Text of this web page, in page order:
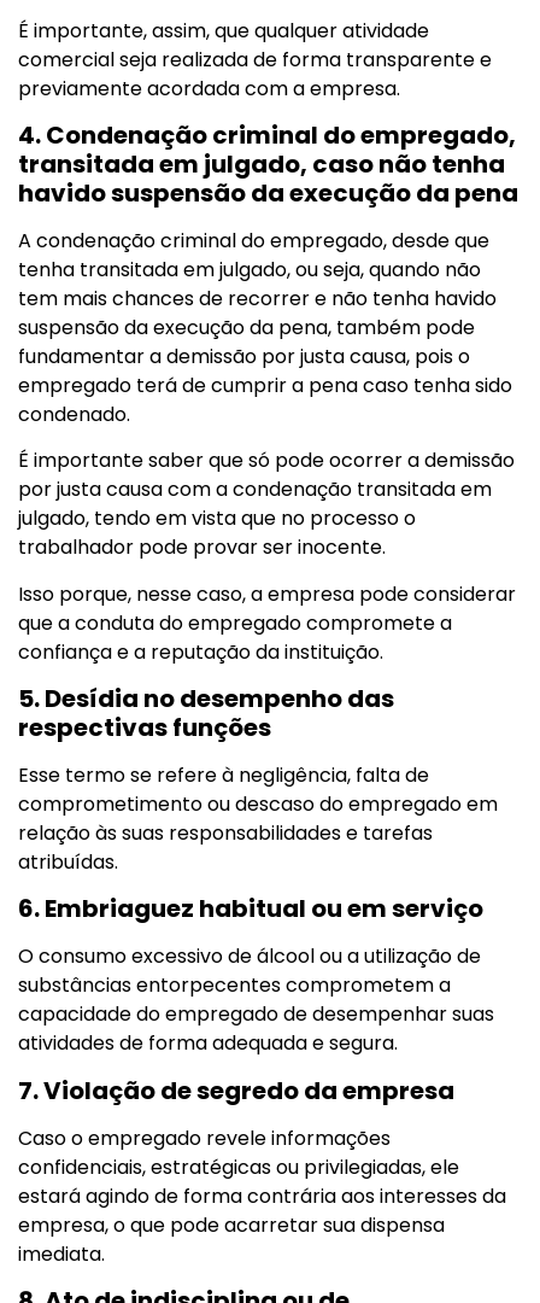
É importante, assim, que qualquer atividade
comercial seja realizada de forma transparente e
previamente acordada com a empresa.
4. Condenação criminal do empregado,
transitada em julgado, caso não tenha
havido suspensão da execução da pena
A condenação criminal do empregado, desde que
tenha transitada em julgado, ou seja, quando não
tem mais chances de recorrer e não tenha havido
suspensão da execução da pena, também pode
fundamentar a demissão por justa causa, pois o
empregado terá de cumprir a pena caso tenha sido
condenado.
É importante saber que só pode ocorrer a demissão
por justa causa com a condenação transitada em
julgado, tendo em vista que no processo o
trabalhador pode provar ser inocente.
Isso porque, nesse caso, a empresa pode considerar
que a conduta do empregado compromete a
confiança e a reputação da instituição.
5. Desídia no desempenho das
respectivas funções
Esse termo se refere à negligência, falta de
comprometimento ou descaso do empregado em
relação às suas responsabilidades e tarefas
atribuídas.
6. Embriaguez habitual ou em serviço
O consumo excessivo de álcool ou a utilização de
substâncias entorpecentes comprometem a
capacidade do empregado de desempenhar suas
atividades de forma adequada e segura.
7. Violação de segredo da empresa
Caso o empregado revele informações
confidenciais, estratégicas ou privilegiadas, ele
estará agindo de forma contrária aos interesses da
empresa, o que pode acarretar sua dispensa
imediata.